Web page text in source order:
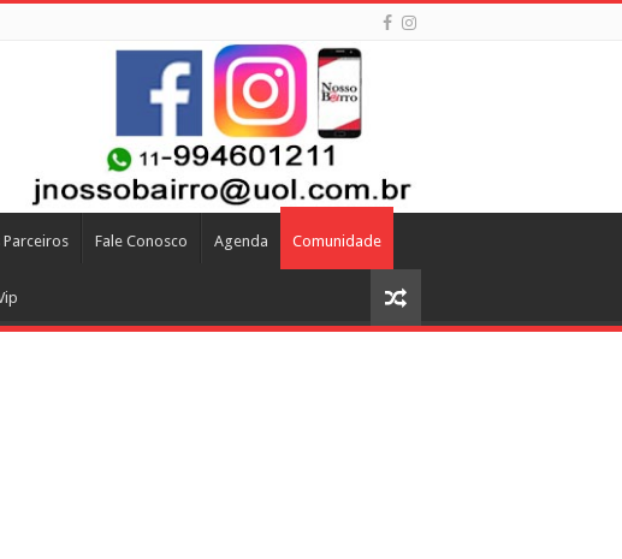
Fale Conosco Agenda Comunidade